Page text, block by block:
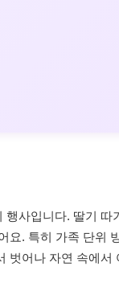
사입니다. 딸기
요. 특히 가족 단위
벗어나 자연 속에